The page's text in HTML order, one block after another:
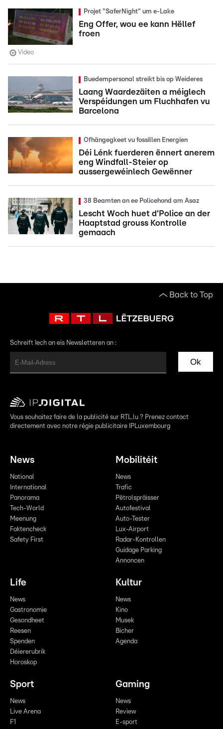
Projet "SaferNight" um e-Lake
Eng Offer, wou ee kann Hëllef
froen
Video
Buedempersonal streikt bis op Weideres
Laang Waardezäiten a méiglech
Verspéidungen um Fluchhafen vu
Barcelona
Ofhängegkeet vu fossillen Energien
Déi Lénk fuerderen ënnert anerem
eng Windfall-Steier op
aussergewéinlech Gewënner
38 Beamten an ee Policehond am Asaz
Lescht Woch huet d'Police an der
Haaptstad grouss Kontrolle
gemaach
Back to Top
Schreift Iech an eis Newsletteren an :
Ok
Vous souhaitez faire de la publicité sur RTL.lu ? Prenez contact
directement avec notre régie publicitaire IPLuxembourg
News
National
International
Panorama
Tech-World
Meenung
Faktencheck
Safety First
Mobilitéit
News
Trafic
Pëtrolspräisser
Autofestival
Auto-Tester
Lux-Airport
Radar-Kontrollen
Guidage Parking
Annoncen
Life
News
Gastronomie
Gesondheet
Reesen
Spenden
Déiererubrik
Horoskop
Kultur
News
Kino
Musek
Bicher
Agenda
Sport
News
Live Arena
F1
Gaming
News
Review
E-sport